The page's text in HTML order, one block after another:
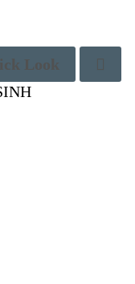
Look